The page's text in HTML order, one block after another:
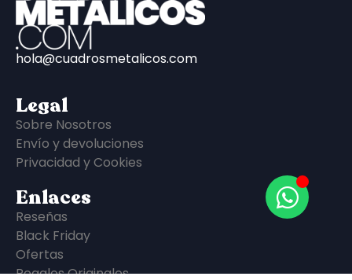
hola@cuadrosmetalicos.com
Legal
Sobre Nosotros
Envío y devoluciones
Privacidad y Cookies
Enlaces
Reseñas
Black Friday
Ofertas
Regalos Originales